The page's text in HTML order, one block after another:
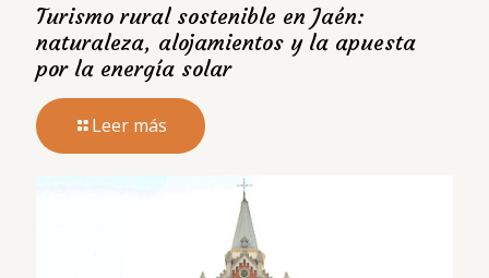
Turismo rural sostenible en Jaén:
naturaleza, alojamientos y la apuesta
por la energía solar
Leer más